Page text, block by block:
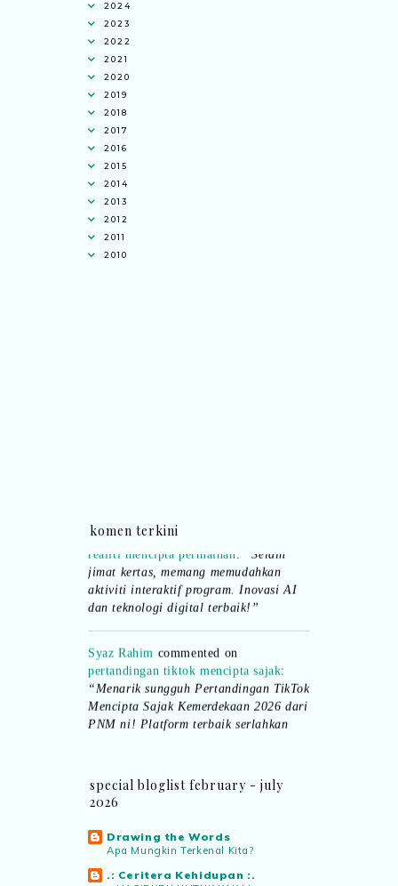
2024
2023
2022
2021
2020
2019
2018
2017
2016
2015
2014
2013
2012
2011
2010
komen terkini
realiti mencipta permainan
jimat kertas, memang memudahkan
aktiviti interaktif program. Inovasi AI
dan teknologi digital terbaik!”
pertandingan tiktok mencipta sajak
“Menarik sungguh Pertandingan TikTok
Mencipta Sajak Kemerdekaan 2026 dari
PNM ni! Platform terbaik serlahkan
bakat puisi kebangsaan dan
Eyma Balkishcommented on
pertandingan tiktok mencipta sajak
rasa kurang ideanya.”
special bloglist february - july
2026
Drawing the Words
Apa Mungkin Terkenal Kita?
.: Ceritera Kehidupan :.